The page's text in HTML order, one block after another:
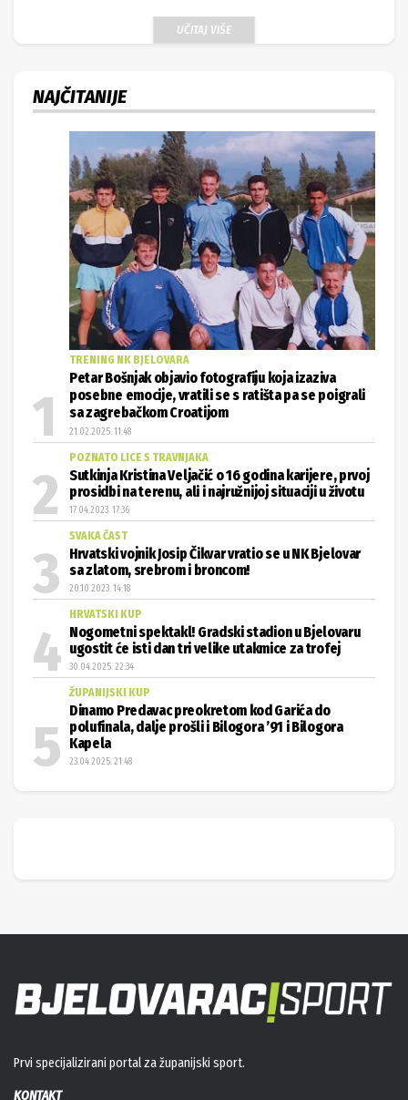
UČITAJ VIŠE
NAJČITANIJE
TRENING NK BJELOVARA
Petar Bošnjak objavio fotografiju koja izaziva
posebne emocije, vratili se s ratišta pa se poigrali
sa zagrebačkom Croatijom
21.02.2025. 11:48
POZNATO LICE S TRAVNJAKA
Sutkinja Kristina Veljačić o 16 godina karijere, prvoj
prosidbi na terenu, ali i najružnijoj situaciji u životu
17.04.2023. 17:36
SVAKA ČAST
Hrvatski vojnik Josip Čikvar vratio se u NK Bjelovar
sa zlatom, srebrom i broncom!
20.10.2023. 14:18
HRVATSKI KUP
Nogometni spektakl! Gradski stadion u Bjelovaru
ugostit će isti dan tri velike utakmice za trofej
30.04.2025. 22:34
ŽUPANIJSKI KUP
Dinamo Predavac preokretom kod Garića do
polufinala, dalje prošli i Bilogora ’91 i Bilogora
Kapela
23.04.2025. 21:48
Prvi specijalizirani portal za županijski sport.
KONTAKT